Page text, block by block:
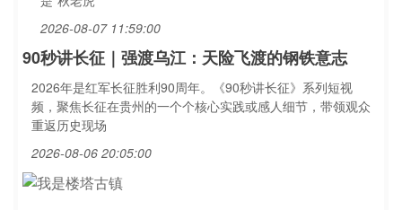
2026-08-07 11:59:00
90秒讲长征｜强渡乌江：天险飞渡的钢铁意志
2026年是红军长征胜利90周年。《90秒讲长征》系列短视
频，聚焦长征在贵州的一个个核心实践或感人细节，带领观众
重返历史现场
2026-08-06 20:05:00